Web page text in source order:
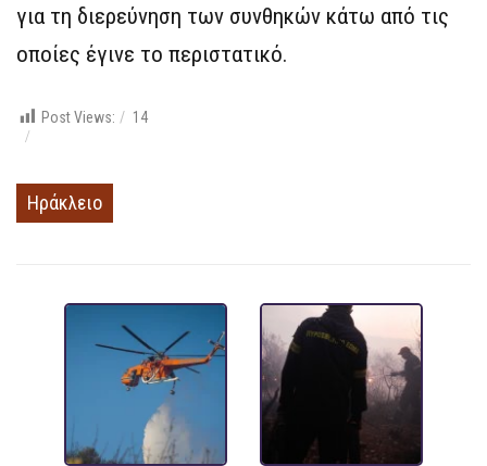
για τη διερεύνηση των συνθηκών κάτω από τις
οποίες έγινε το περιστατικό.
Post Views: 14
Ηράκλειο